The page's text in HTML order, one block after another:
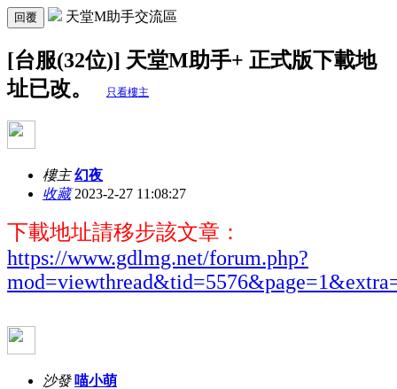
回覆 天堂M助手交流區
[台服(32位)] 天堂M助手+ 正式版下載地
址已改。
只看樓主
樓主 幻夜
收藏2023-2-27 11:08:27
下載地址請移步該文章：
https://www.gdlmg.net/forum.php?
沙發 喵小萌